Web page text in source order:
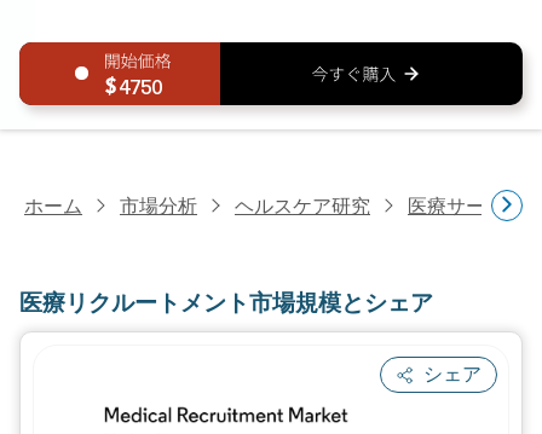
4750
ホーム 市場分析 ヘルスケア研究 医療サービス
医療リクルートメント市場規模とシェア
シェア